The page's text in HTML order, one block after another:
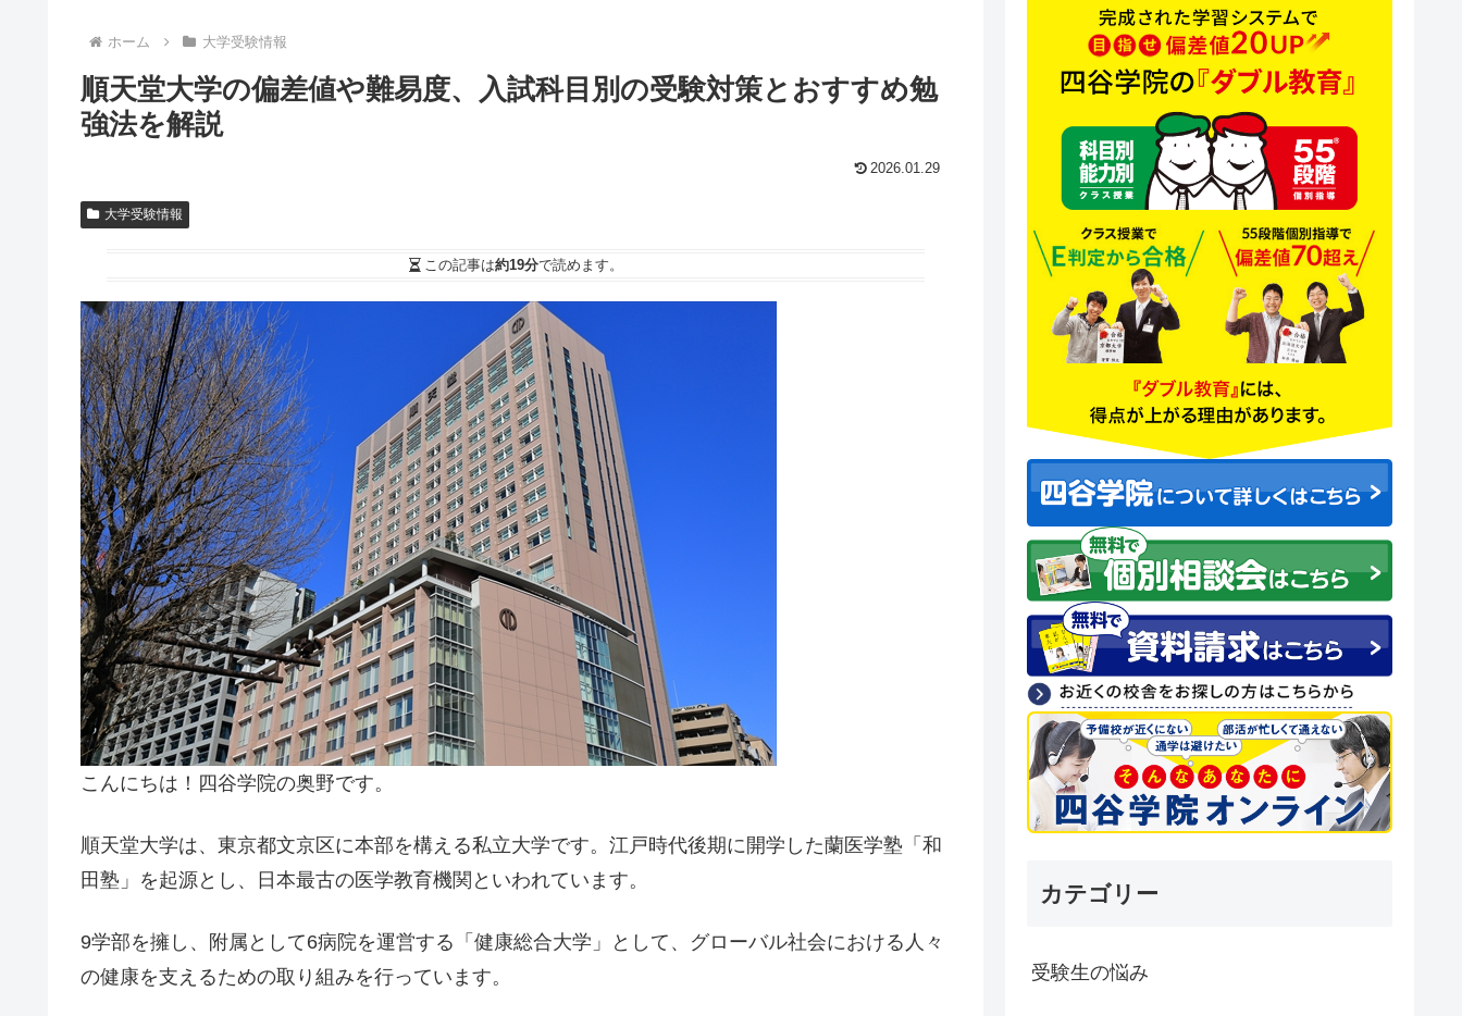
ホーム 大学受験情報
順天堂大学の偏差値や難易度、入試科目別の受験対策とおすすめ勉
強法を解説
2026.01.29
大学受験情報
この記事は約19分で読めます。
こんにちは！四谷学院の奥野です。
順天堂大学は、東京都文京区に本部を構える私立大学です。江戸時代後期に開学した蘭医学塾「和
田塾」を起源とし、日本最古の医学教育機関といわれています。
9学部を擁し、附属として6病院を運営する「健康総合大学」として、グローバル社会における人々
の健康を支えるための取り組みを行っています。
カテゴリー
受験生の悩み